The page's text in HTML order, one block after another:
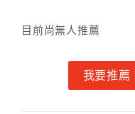
雙方另有約定者，從
第六條（定金或預收
乙方接受甲方訂房
目前尚無人推薦
我要推薦